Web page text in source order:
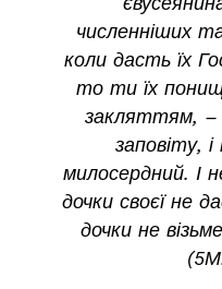
численніших
коли дасть їх
то ти їх
закляттям, –
заповіту,
милосердний. І
дочки своєї не
дочки не